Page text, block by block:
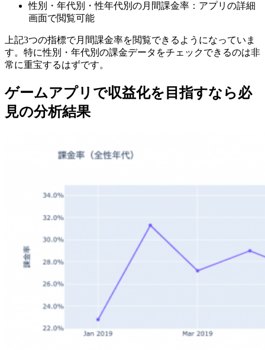
性別・年代別・性年代別の月間課金率：アプリの詳細
画面で閲覧可能
上記3つの指標で月間課金率を閲覧できるようになっていま
す。特に性別・年代別の課金データをチェックできるのは非
常に重宝するはずです。
ゲームアプリで収益化を目指すなら必
見の分析結果